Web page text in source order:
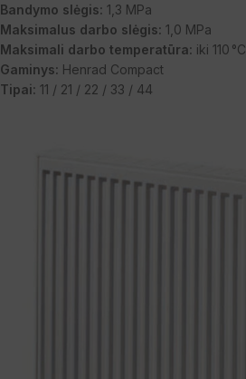
Bandymo slėgis: 1,3 MPa
Maksimalus darbo slėgis: 1,0 MPa
Maksimali darbo temperatūra: iki 110 °C
Gaminys: Henrad Compact
Tipai: 11 / 21 / 22 / 33 / 44